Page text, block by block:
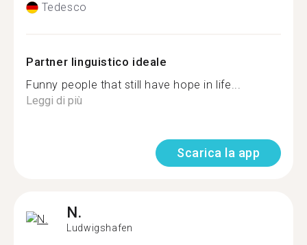
Tedesco
Partner linguistico ideale
Funny people that still have hope in life...
Leggi di più
Scarica la app
N.
Ludwigshafen